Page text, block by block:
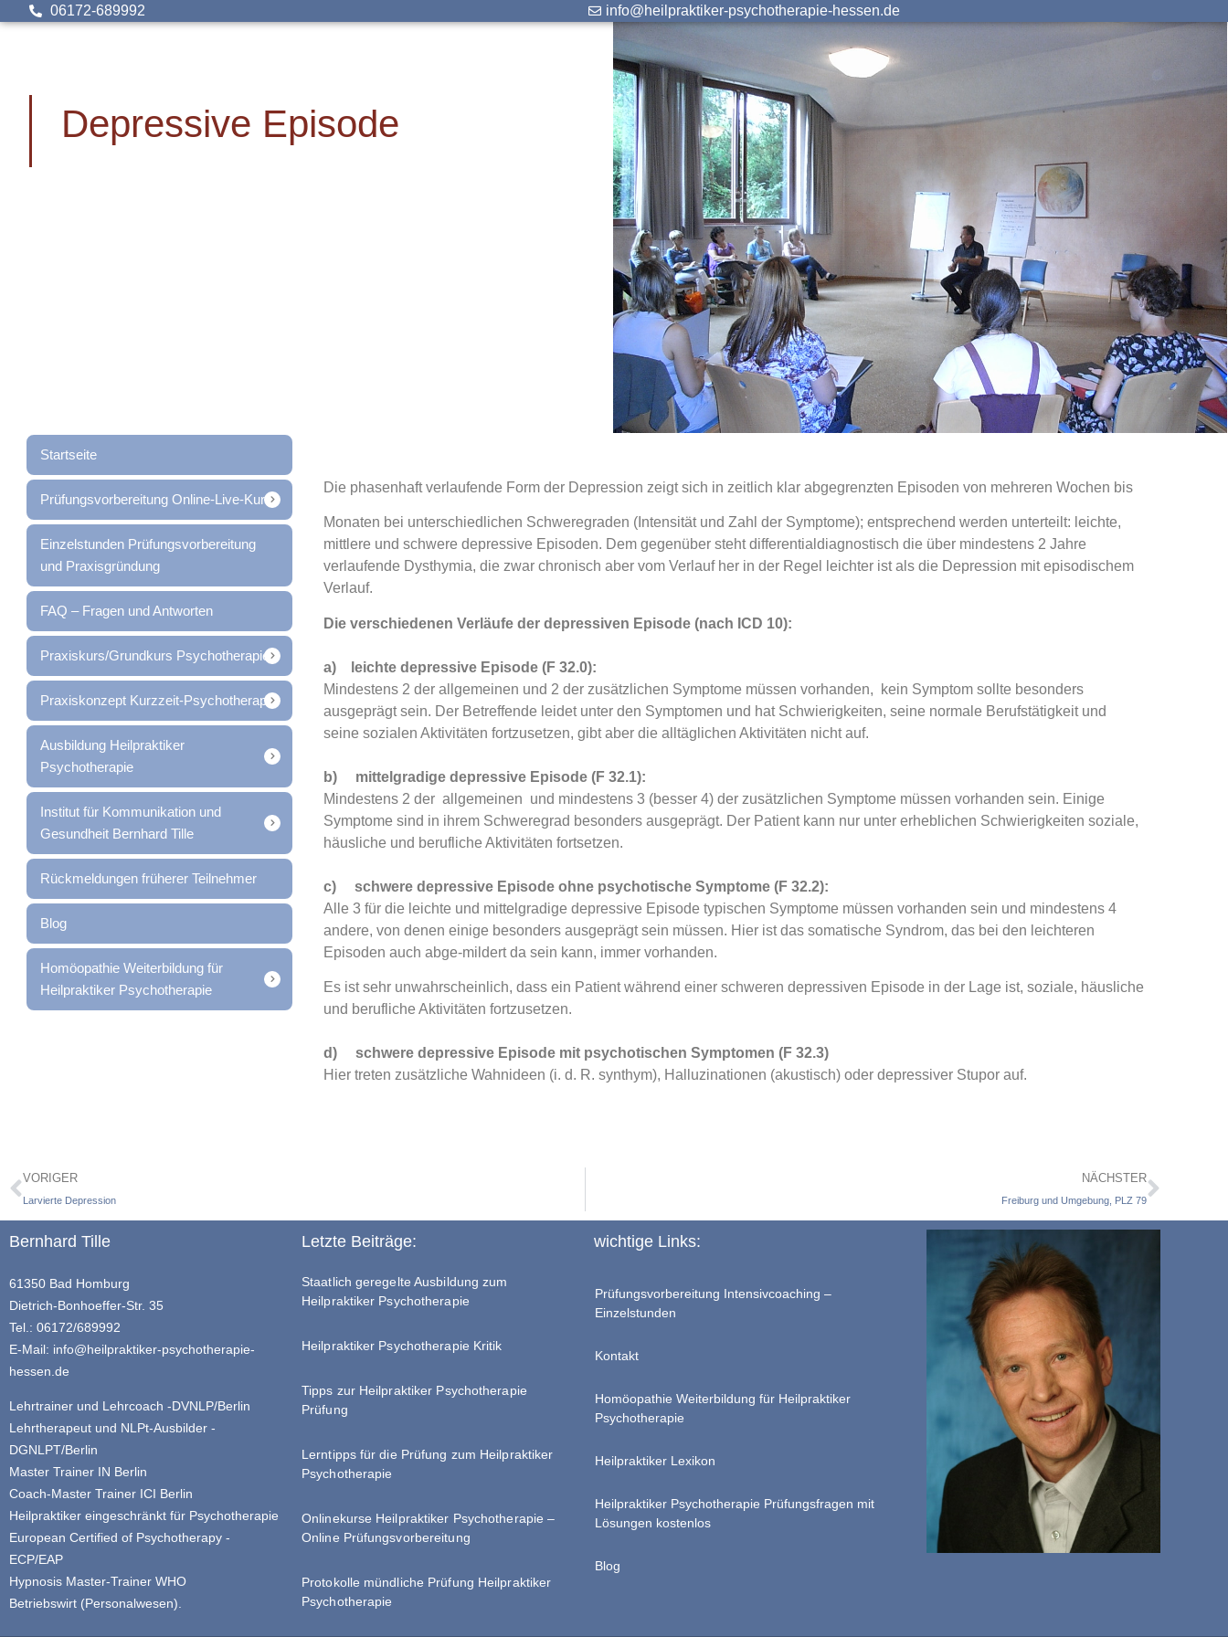
06172-689992 info@heilpraktiker-psychotherapie-hessen.de
Depressive Episode
Startseite
Prüfungsvorbereitung Online-Live-Kurs
Einzelstunden Prüfungsvorbereitung
und Praxisgründung
FAQ – Fragen und Antworten
Praxiskurs/Grundkurs Psychotherapie
Praxiskonzept Kurzzeit-Psychotherapie
Ausbildung Heilpraktiker
Psychotherapie
Institut für Kommunikation und
Gesundheit Bernhard Tille
Rückmeldungen früherer Teilnehmer
Blog
Homöopathie Weiterbildung für
Heilpraktiker Psychotherapie
Die phasenhaft verlaufende Form der Depression zeigt sich in zeitlich klar abgegrenzten Episoden von mehreren Wochen bis
Monaten bei unterschiedlichen Schweregraden (Intensität und Zahl der Symptome); entsprechend werden unterteilt: leichte,
mittlere und schwere depressive Episoden. Dem gegenüber steht differentialdiagnostisch die über mindestens 2 Jahre
verlaufende Dysthymia, die zwar chronisch aber vom Verlauf her in der Regel leichter ist als die Depression mit episodischem
Verlauf.
Die verschiedenen Verläufe der depressiven Episode (nach ICD 10):
a) leichte depressive Episode (F 32.0):
Mindestens 2 der allgemeinen und 2 der zusätzlichen Symptome müssen vorhanden, kein Symptom sollte besonders
ausgeprägt sein. Der Betreffende leidet unter den Symptomen und hat Schwierigkeiten, seine normale Berufstätigkeit und
seine sozialen Aktivitäten fortzusetzen, gibt aber die alltäglichen Aktivitäten nicht auf.
b) mittelgradige depressive Episode (F 32.1):
Mindestens 2 der allgemeinen und mindestens 3 (besser 4) der zusätzlichen Symptome müssen vorhanden sein. Einige
Symptome sind in ihrem Schweregrad besonders ausgeprägt. Der Patient kann nur unter erheblichen Schwierigkeiten soziale,
häusliche und berufliche Aktivitäten fortsetzen.
c) schwere depressive Episode ohne psychotische Symptome (F 32.2):
Alle 3 für die leichte und mittelgradige depressive Episode typischen Symptome müssen vorhanden sein und mindestens 4
andere, von denen einige besonders ausgeprägt sein müssen. Hier ist das somatische Syndrom, das bei den leichteren
Episoden auch abge-mildert da sein kann, immer vorhanden.
Es ist sehr unwahrscheinlich, dass ein Patient während einer schweren depressiven Episode in der Lage ist, soziale, häusliche
und berufliche Aktivitäten fortzusetzen.
d) schwere depressive Episode mit psychotischen Symptomen (F 32.3)
Hier treten zusätzliche Wahnideen (i. d. R. synthym), Halluzinationen (akustisch) oder depressiver Stupor auf.
VORIGER
Larvierte Depression
NÄCHSTER
Freiburg und Umgebung, PLZ 79
Bernhard Tille
61350 Bad Homburg
Dietrich-Bonhoeffer-Str. 35
Tel.: 06172/689992
E-Mail: info@heilpraktiker-psychotherapie-
hessen.de
Lehrtrainer und Lehrcoach -DVNLP/Berlin
Lehrtherapeut und NLPt-Ausbilder -
DGNLPT/Berlin
Master Trainer IN Berlin
Coach-Master Trainer ICI Berlin
Heilpraktiker eingeschränkt für Psychotherapie
European Certified of Psychotherapy -
ECP/EAP
Hypnosis Master-Trainer WHO
Betriebswirt (Personalwesen).
Letzte Beiträge:
Staatlich geregelte Ausbildung zum
Heilpraktiker Psychotherapie
Heilpraktiker Psychotherapie Kritik
Tipps zur Heilpraktiker Psychotherapie
Prüfung
Lerntipps für die Prüfung zum Heilpraktiker
Psychotherapie
Onlinekurse Heilpraktiker Psychotherapie –
Online Prüfungsvorbereitung
Protokolle mündliche Prüfung Heilpraktiker
Psychotherapie
wichtige Links:
Prüfungsvorbereitung Intensivcoaching –
Einzelstunden
Kontakt
Homöopathie Weiterbildung für Heilpraktiker
Psychotherapie
Heilpraktiker Lexikon
Heilpraktiker Psychotherapie Prüfungsfragen mit
Lösungen kostenlos
Blog